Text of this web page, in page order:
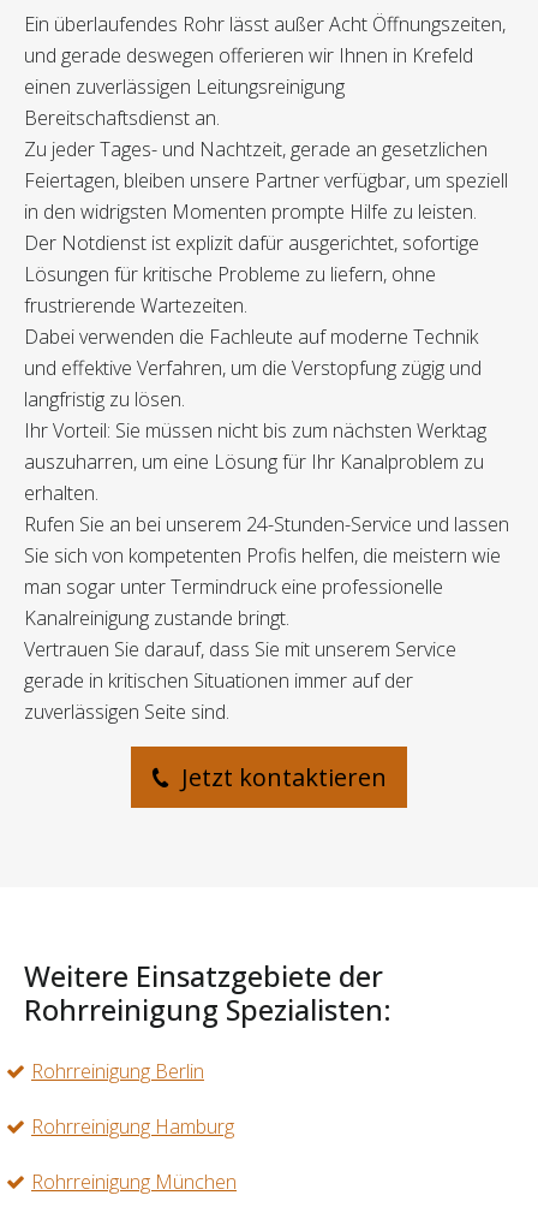
Ein überlaufendes Rohr lässt außer Acht Öffnungszeiten,
und gerade deswegen offerieren wir Ihnen in Krefeld
einen zuverlässigen Leitungsreinigung
Bereitschaftsdienst an.
Zu jeder Tages- und Nachtzeit, gerade an gesetzlichen
Feiertagen, bleiben unsere Partner verfügbar, um speziell
in den widrigsten Momenten prompte Hilfe zu leisten.
Der Notdienst ist explizit dafür ausgerichtet, sofortige
Lösungen für kritische Probleme zu liefern, ohne
frustrierende Wartezeiten.
Dabei verwenden die Fachleute auf moderne Technik
und effektive Verfahren, um die Verstopfung zügig und
langfristig zu lösen.
Ihr Vorteil: Sie müssen nicht bis zum nächsten Werktag
auszuharren, um eine Lösung für Ihr Kanalproblem zu
erhalten.
Rufen Sie an bei unserem 24-Stunden-Service und lassen
Sie sich von kompetenten Profis helfen, die meistern wie
man sogar unter Termindruck eine professionelle
Kanalreinigung zustande bringt.
Vertrauen Sie darauf, dass Sie mit unserem Service
gerade in kritischen Situationen immer auf der
zuverlässigen Seite sind.
Jetzt kontaktieren
Weitere Einsatzgebiete der
Rohrreinigung Spezialisten:
Rohrreinigung Berlin
Rohrreinigung Hamburg
Rohrreinigung München